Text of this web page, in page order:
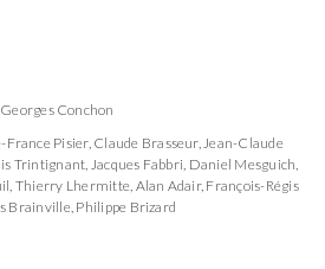
Georges Conchon
France Pisier, Claude Brasseur,Jean-Claude
Trintignant, Jacques Fabbri, Daniel Mesguich,
, Thierry Lhermitte, Alan Adair, François-Régis
Brainville, Philippe Brizard